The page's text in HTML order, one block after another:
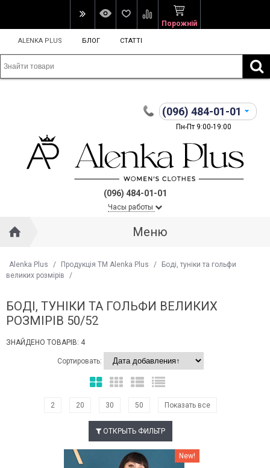
Порожній
ALENKA PLUS БЛОГ СТАТТІ
(096) 484-01-01
Пн-Пт 9:00-19:00
(096) 484-01-01
Часы работы
Меню
Alenka Plus / Продукція ТМ Alenka Plus /
Боді, туніки та гольфи
великих розмірів
/
БОДІ, ТУНІКИ ТА ГОЛЬФИ ВЕЛИКИХ
РОЗМІРІВ 50/52
ЗНАЙДЕНО ТОВАРІВ: 4
Сортировать:
2 20 30 50 Показать все
ОТКРЫТЬ ФИЛЬТР
Наклейки Варіант з % New!